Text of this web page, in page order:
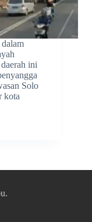
ini
Solo
kota